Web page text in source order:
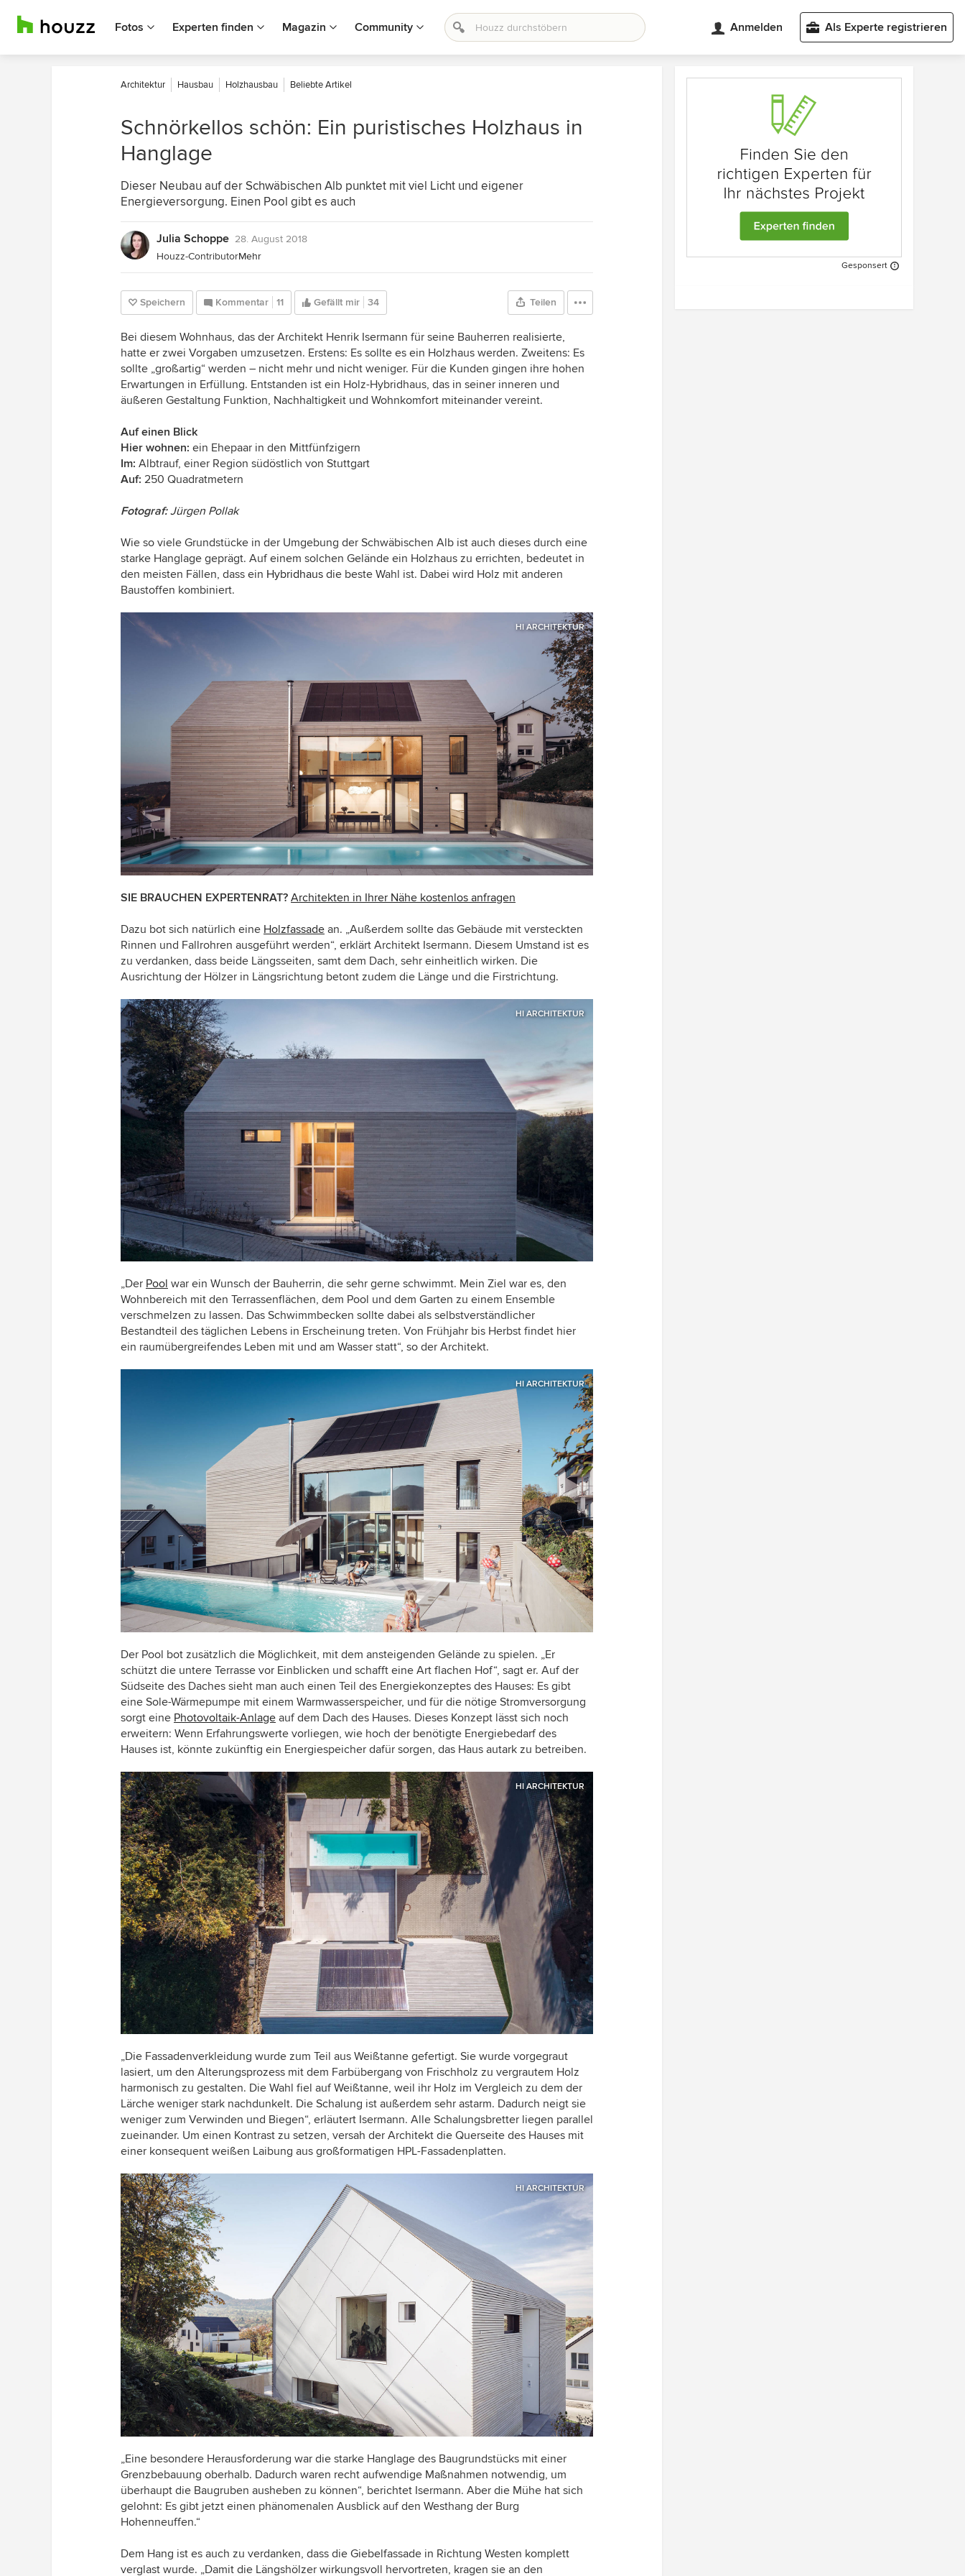
Fotos Experten finden Magazin Community Anmelden Als Experte registrieren
Architektur Hausbau Holzhausbau Beliebte Artikel
Schnörkellos schön: Ein puristisches Holzhaus in
Hanglage
Dieser Neubau auf der Schwäbischen Alb punktet mit viel Licht und eigener
Energieversorgung. Einen Pool gibt es auch
Julia Schoppe 28. August 2018
Houzz-ContributorMehr
Speichern Kommentar 11 Gefällt mir 34 Teilen
Bei diesem Wohnhaus, das der Architekt Henrik Isermann für seine Bauherren realisierte,
hatte er zwei Vorgaben umzusetzen. Erstens: Es sollte es ein Holzhaus werden. Zweitens: Es
sollte „großartig“ werden – nicht mehr und nicht weniger. Für die Kunden gingen ihre hohen
Erwartungen in Erfüllung. Entstanden ist ein Holz-Hybridhaus, das in seiner inneren und
äußeren Gestaltung Funktion, Nachhaltigkeit und Wohnkomfort miteinander vereint.
Auf einen Blick
Hier wohnen: ein Ehepaar in den Mittfünfzigern
Im: Albtrauf, einer Region südöstlich von Stuttgart
Auf: 250 Quadratmetern
Fotograf: Jürgen Pollak
Wie so viele Grundstücke in der Umgebung der Schwäbischen Alb ist auch dieses durch eine
starke Hanglage geprägt. Auf einem solchen Gelände ein Holzhaus zu errichten, bedeutet in
den meisten Fällen, dass ein Hybridhaus die beste Wahl ist. Dabei wird Holz mit anderen
Baustoffen kombiniert.
HI ARCHITEKTUR
SIE BRAUCHEN EXPERTENRAT? Architekten in Ihrer Nähe kostenlos anfragen
Dazu bot sich natürlich eine Holzfassade an. „Außerdem sollte das Gebäude mit versteckten
Rinnen und Fallrohren ausgeführt werden“, erklärt Architekt Isermann. Diesem Umstand ist es
zu verdanken, dass beide Längsseiten, samt dem Dach, sehr einheitlich wirken. Die
Ausrichtung der Hölzer in Längsrichtung betont zudem die Länge und die Firstrichtung.
HI ARCHITEKTUR
„Der Pool war ein Wunsch der Bauherrin, die sehr gerne schwimmt. Mein Ziel war es, den
Wohnbereich mit den Terrassenflächen, dem Pool und dem Garten zu einem Ensemble
verschmelzen zu lassen. Das Schwimmbecken sollte dabei als selbstverständlicher
Bestandteil des täglichen Lebens in Erscheinung treten. Von Frühjahr bis Herbst findet hier
ein raumübergreifendes Leben mit und am Wasser statt“, so der Architekt.
HI ARCHITEKTUR
Der Pool bot zusätzlich die Möglichkeit, mit dem ansteigenden Gelände zu spielen. „Er
schützt die untere Terrasse vor Einblicken und schafft eine Art flachen Hof“, sagt er. Auf der
Südseite des Daches sieht man auch einen Teil des Energiekonzeptes des Hauses: Es gibt
eine Sole-Wärmepumpe mit einem Warmwasserspeicher, und für die nötige Stromversorgung
sorgt eine Photovoltaik-Anlage auf dem Dach des Hauses. Dieses Konzept lässt sich noch
erweitern: Wenn Erfahrungswerte vorliegen, wie hoch der benötigte Energiebedarf des
Hauses ist, könnte zukünftig ein Energiespeicher dafür sorgen, das Haus autark zu betreiben.
HI ARCHITEKTUR
„Die Fassadenverkleidung wurde zum Teil aus Weißtanne gefertigt. Sie wurde vorgegraut
lasiert, um den Alterungsprozess mit dem Farbübergang von Frischholz zu vergrautem Holz
harmonisch zu gestalten. Die Wahl fiel auf Weißtanne, weil ihr Holz im Vergleich zu dem der
Lärche weniger stark nachdunkelt. Die Schalung ist außerdem sehr astarm. Dadurch neigt sie
weniger zum Verwinden und Biegen“, erläutert Isermann. Alle Schalungsbretter liegen parallel
zueinander. Um einen Kontrast zu setzen, versah der Architekt die Querseite des Hauses mit
einer konsequent weißen Laibung aus großformatigen HPL-Fassadenplatten.
HI ARCHITEKTUR
„Eine besondere Herausforderung war die starke Hanglage des Baugrundstücks mit einer
Grenzbebauung oberhalb. Dadurch waren recht aufwendige Maßnahmen notwendig, um
überhaupt die Baugruben ausheben zu können“, berichtet Isermann. Aber die Mühe hat sich
gelohnt: Es gibt jetzt einen phänomenalen Ausblick auf den Westhang der Burg
Hohenneuffen.“
Dem Hang ist es auch zu verdanken, dass die Giebelfassade in Richtung Westen komplett
verglast wurde. „Damit die Längshölzer wirkungsvoll hervortreten, kragen sie an den
Gesponsert